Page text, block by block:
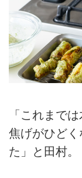
「これまで
焦げがひど
た」と田村。